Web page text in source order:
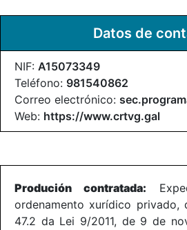
Datos de
NIF: A15073349
Teléfono: 981540862
Correo electrónico:
Web: https://www.crtvg.gal
Produción contratada:
ordenamento xurídico
47.2 da Lei 9/2011, de 9 de